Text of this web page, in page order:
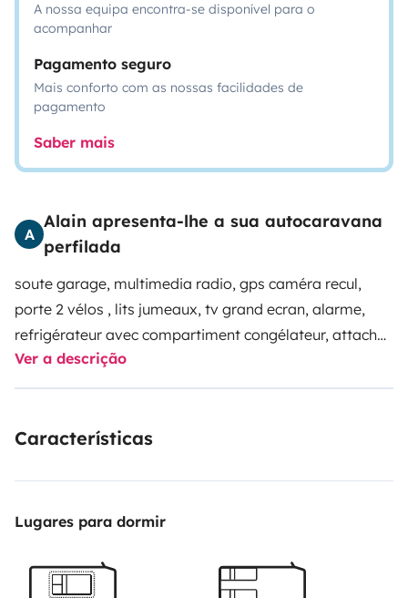
A nossa equipa encontra-se disponível para o
acompanhar
Pagamento seguro
Mais conforto com as nossas facilidades de
pagamento
Saber mais
A
Alain apresenta-lhe a sua autocaravana
perfilada
soute garage, multimedia radio, gps caméra recul,
porte 2 vélos , lits jumeaux, tv grand ecran, alarme,
refrigérateur avec compartiment congélateur, attache
remorque,....véhicule neuf
Ver a descrição
Características
Lugares para dormir